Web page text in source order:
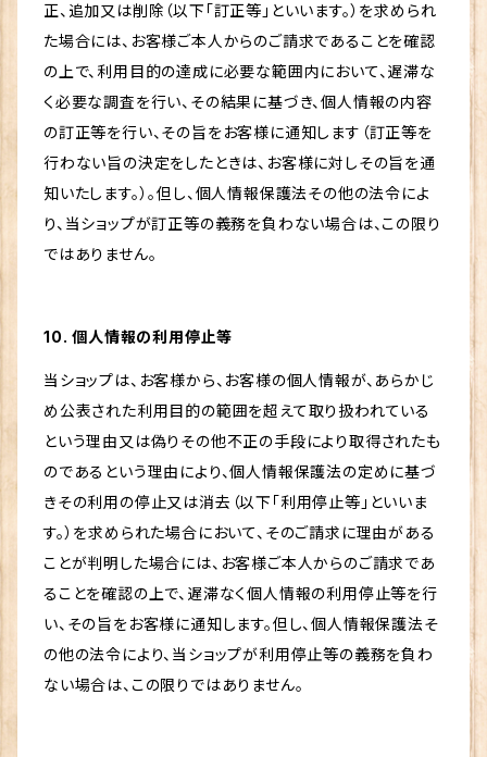
正、追加又は削除（以下「訂正等」といいます。）を求められ
た場合には、お客様ご本人からのご請求であることを確認
の上で、利用目的の達成に必要な範囲内において、遅滞な
く必要な調査を行い、その結果に基づき、個人情報の内容
の訂正等を行い、その旨をお客様に通知します（訂正等を
行わない旨の決定をしたときは、お客様に対しその旨を通
知いたします。）。但し、個人情報保護法その他の法令によ
り、当ショップが訂正等の義務を負わない場合は、この限り
ではありません。
10. 個人情報の利用停止等
当ショップは、お客様から、お客様の個人情報が、あらかじ
め公表された利用目的の範囲を超えて取り扱われている
という理由又は偽りその他不正の手段により取得されたも
のであるという理由により、個人情報保護法の定めに基づ
きその利用の停止又は消去（以下「利用停止等」といいま
す。）を求められた場合において、そのご請求に理由がある
ことが判明した場合には、お客様ご本人からのご請求であ
ることを確認の上で、遅滞なく個人情報の利用停止等を行
い、その旨をお客様に通知します。但し、個人情報保護法そ
の他の法令により、当ショップが利用停止等の義務を負わ
ない場合は、この限りではありません。